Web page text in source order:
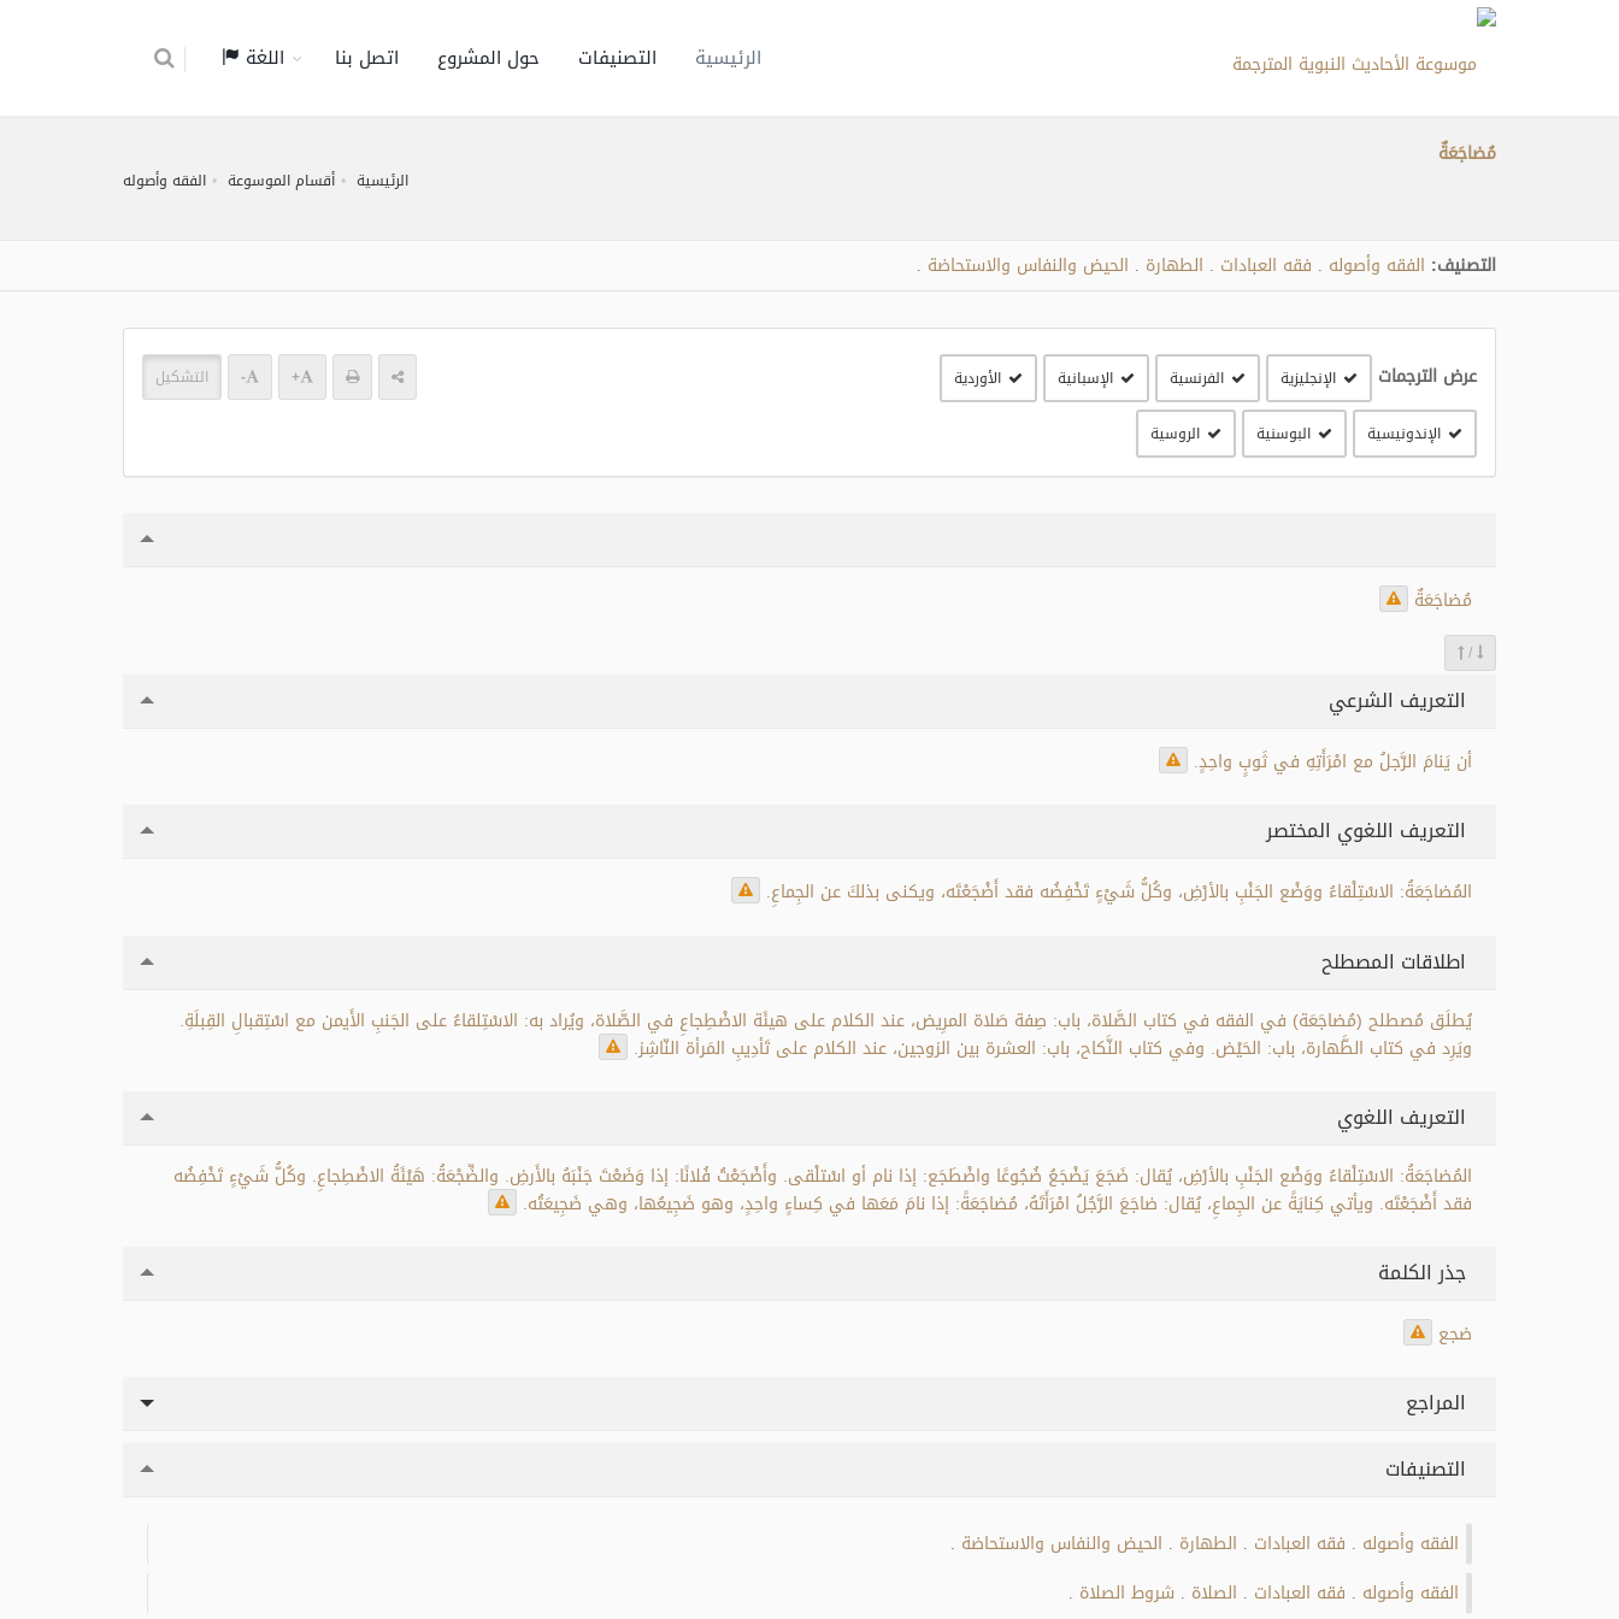
الرئيسية التصنيفات حول المشروع اتصل بنا اللغة
مُضاجَعَةٌ
الرئيسية أقسام الموسوعة الفقه وأصوله
التصنيف: الفقه وأصوله فقه العبادات الطهارة الحيض والنفاس والاستحاضة
عرض الترجمات الإنجليزية الفرنسية الإسبانية الأوردية
الإندونيسية البوسنية الروسية
+
- التشكيل
مُضاجَعَةٌ
/
التعريف الشرعي
أن يَنامَ الرَّجلُ مع امْرَأَتِهِ في ثَوبٍ واحِدٍ.
التعريف اللغوي المختصر
المُضاجَعَةُ: الاسْتِلْقاءُ ووَضْع الجَنْبِ بالأرْضِ، وكُلُّ شَيْءٍ تَخْفِضُه فقد أَضْجَعْتَه، ويكنى بذلكَ عن الجِماعِ.
اطلاقات المصطلح
يُطلَق مُصطلح (مُضاجَعَة) في الفقه في كتاب الصَّلاة، باب: صِفة صَلاة المرِيض، عند الكلام على هيئَة الاضْطِجاعِ في الصَّلاة، ويُراد به: الاسْتِلقاءُ على الجَنبِ الأَيمن مع اسْتِقبالِ القِبلَةِ.
ويَرِد في كتاب الطَّهارة، باب: الحَيْض. وفي كتاب النَّكاح، باب: العشرة بين الزوجين، عند الكلام على تَأدِيبِ المَرأة النّاشِز.
التعريف اللغوي
المُضاجَعَةُ: الاسْتِلْقاءُ ووَضْع الجَنْبِ بالأرْضِ، يُقال: ضَجَعَ يَضْجَعُ ضُجُوعًا واضْطَجَع: إذا نام أو اسْتلْقى. وأَضْجَعْتُ فُلانًا: إذا وَضَعْتَ جَنْبَهُ بالأَرضِ. والضِّجْعَةُ: هَيْئَةُ الاضْطِجاعِ. وكُلُّ شَيْءٍ تَخْفِضُه
فقد أَضْجَعْتَه. ويأتي كِنايَةً عن الجِماعِ، يُقال: ضاجَعَ الرَّجُلُ امْرَأَتَهُ، مُضاجَعَةً: إذا نامَ مَعَها في كِساءٍ واحِدٍ، وهو ضَجِيعُها، وهي ضَجِيعَتُه.
جذر الكلمة
ضجع
المراجع
التصنيفات
الفقه وأصوله فقه العبادات الطهارة الحيض والنفاس والاستحاضة
الفقه وأصوله فقه العبادات الصلاة شروط الصلاة